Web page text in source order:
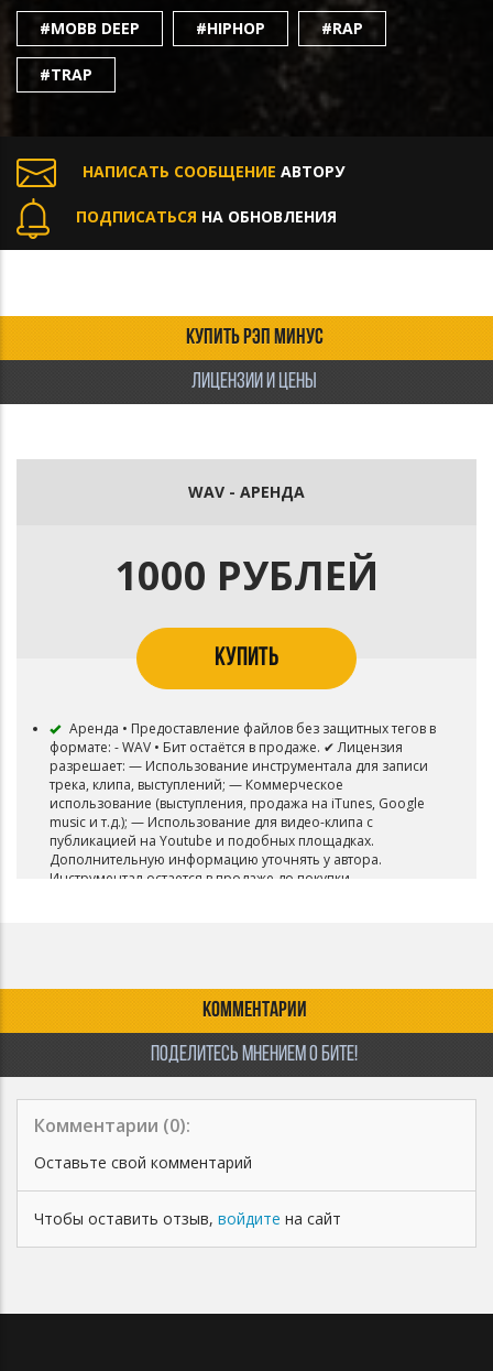
#MOBB DEEP
#HIPHOP #RAP
#TRAP
НАПИСАТЬ СООБЩЕНИЕ АВТОРУ
ПОДПИСАТЬСЯ НА ОБНОВЛЕНИЯ
КУПИТЬ РЭП МИНУС
ЛИЦЕНЗИИ И ЦЕНЫ
WAV - АРЕНДА
1000 РУБЛЕЙ
КУПИТЬ
Аренда • Предоставление файлов без защитных тегов в
формате: - WAV • Бит остаётся в продаже. ✔ Лицензия
разрешает: — Использование инструментала для записи
трека, клипа, выступлений; — Коммерческое
использование (выступления, продажа на iTunes, Google
music и т.д.); — Использование для видео-клипа с
публикацией на Youtube и подобных площадках.
Дополнительную информацию уточнять у автора.
Инструментал остается в продаже до покупки
КОММЕНТАРИИ
ПОДЕЛИТЕСЬ МНЕНИЕМ О БИТЕ!
Комментарии (0):
Оставьте свой комментарий
Чтобы оставить отзыв, войдите на сайт